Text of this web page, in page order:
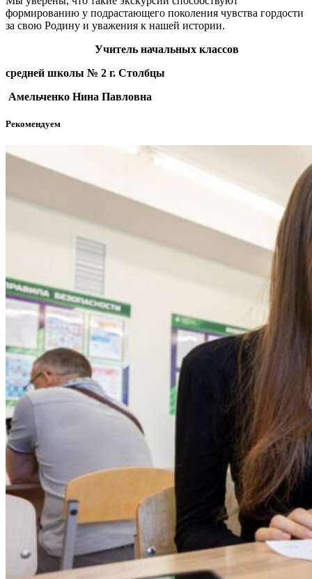
формированию у подрастающего поколения чувства гордости
за свою Родину и уважения к нашей истории.
Учитель начальных классов
средней школы № 2 г. Столбцы
Амельченко Нина Павловна
Рекомендуем